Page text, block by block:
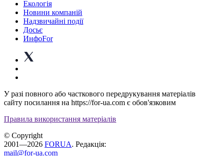
Екологія
Новини компаній
Надзвичайні події
Досьє
ИнфоFor
У разі повного або часткового передрукування матеріалів
сайту посилання на https://for-ua.com є обов'язковим
Правила використання матеріалів
© Copyright
2001—2026 FORUA. Редакція:
mail@for-ua.com